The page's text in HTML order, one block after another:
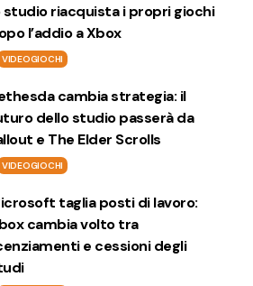
studio riacquista i propri giochi
l’addio a Xbox
VIDEOGIOCHI
cambia strategia: il
dello studio passerà da
e The Elder Scrolls
VIDEOGIOCHI
taglia posti di lavoro:
cambia volto tra
e cessioni degli